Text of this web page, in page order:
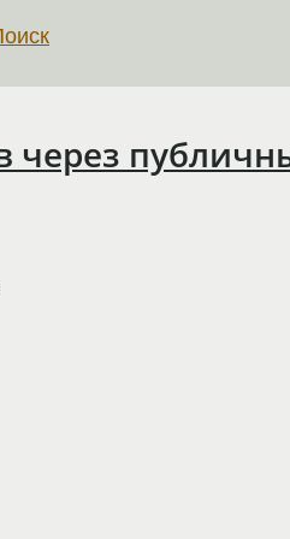
через